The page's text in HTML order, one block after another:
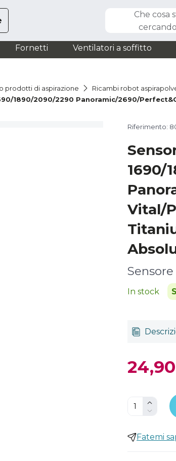
Che cosa
Fornetti Ventilatori a soffitto
prodotti di aspirazione
Ricambi robot
1890/2090/2290 Panoramic/2690/
Riferimento:
1690/
Vital/
In stock
Fatemi